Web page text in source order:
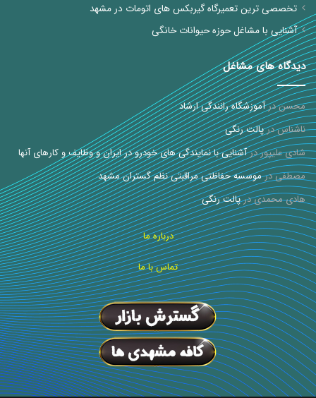
تخصصی ترین تعمیرگاه گیربکس های اتومات در مشهد
آشنایی با مشاغل حوزه حیوانات خانگی
دیدگاه های مشاغل
محسندرآموزشگاه رانندگی ارشاد
ناشناسدرپالت رنگی
شادی علیپوردرآشنایی با نمایندگی های خودرو در ایران و وظایف و کارهای آنها
مصطفیدرموسسه حفاظتی مراقبتی نظم گستران مشهد
هادی محمدیدرپالت رنگی
درباره ما
تماس با ما